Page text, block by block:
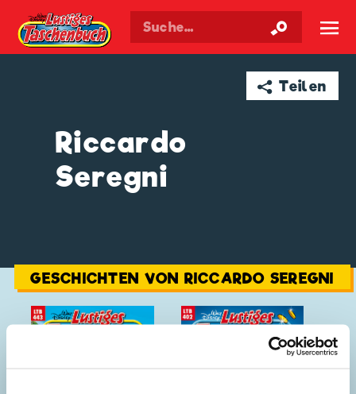
Walt Disneys Taschenbuch ☰
➦ Teilen
Riccardo
Seregni
GESCHICHTEN VON RICCARDO SEREGNI